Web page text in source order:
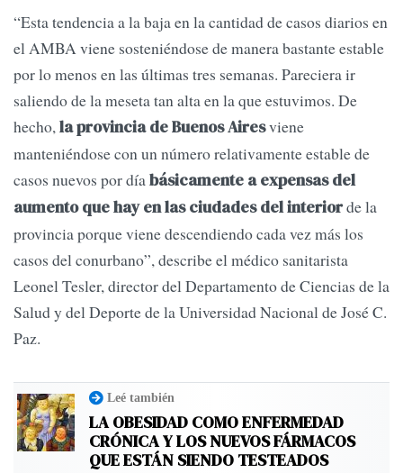
“Esta tendencia a la baja en la cantidad de casos diarios en
el AMBA viene sosteniéndose de manera bastante estable
por lo menos en las últimas tres semanas. Pareciera ir
saliendo de la meseta tan alta en la que estuvimos. De
hecho,la provincia de Buenos Airesviene
manteniéndose con un número relativamente estable de
casos nuevos por díabásicamente a expensas del
aumento que hay en las ciudades del interiorde la
provincia porque viene descendiendo cada vez más los
casos del conurbano”, describe el médico sanitarista
Leonel Tesler, director del Departamento de Ciencias de la
Salud y del Deporte de la Universidad Nacional de José C.
Paz.
Leé también
LA OBESIDAD COMO ENFERMEDAD
CRÓNICA Y LOS NUEVOS FÁRMACOS
QUE ESTÁN SIENDO TESTEADOS